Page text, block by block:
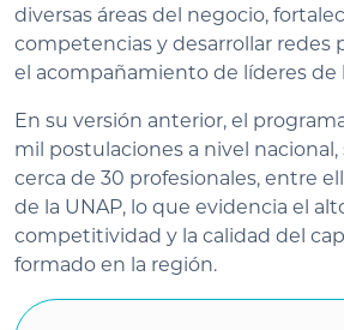
diversas áreas del negocio,
competencias y desarrollar redes
el acompañamiento de líderes de
En su versión anterior, el
mil postulaciones a nivel
cerca de 30 profesionales, entre
de la UNAP, lo que evidencia el
competitividad y la calidad del
formado en la región.